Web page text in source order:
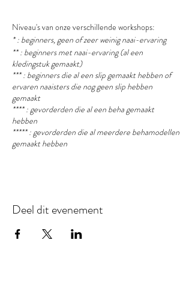
Niveau's van onze verschillende workshops:
* : beginners, geen of zeer weinig naai-ervaring
** : beginners met naai-ervaring (al een
kledingstuk gemaakt)
*** : beginners die al een slip gemaakt hebben of
ervaren naaisters die nog geen slip hebben
gemaakt
**** : gevorderden die al een beha gemaakt
hebben
***** : gevorderden die al meerdere behamodellen
gemaakt hebben
Deel dit evenement